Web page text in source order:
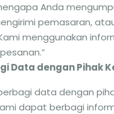
Anda
pemasaran,
menggunakan
Data dengan Pihak
data dengan
dapat berbagi